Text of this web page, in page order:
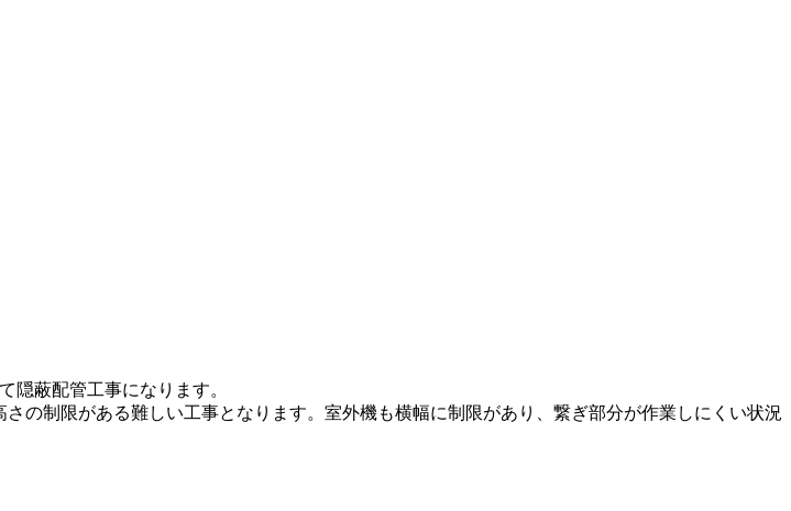
隠蔽配管工事になります。
の制限がある難しい工事となります。室外機も横幅に制限があり、繋ぎ部分が作業しにくい状況